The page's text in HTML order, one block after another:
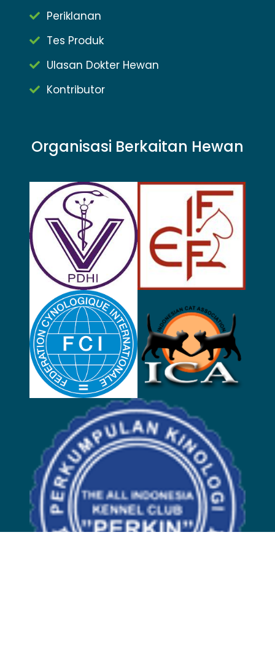
Periklanan
Tes Produk
Ulasan Dokter Hewan
Kontributor
Organisasi Berkaitan Hewan